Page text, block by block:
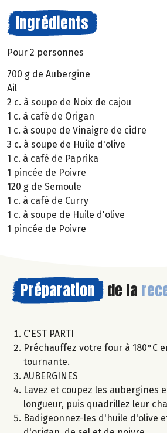
Ingrédients
Pour 2 personnes
700 g de Aubergine
Ail
2 c. à soupe de Noix de cajou
1 c. à café de Origan
1 c. à soupe de Vinaigre de cidre
3 c. à soupe de Huile d'olive
1 c. à café de Paprika
1 pincée de Poivre
120 g de Semoule
1 c. à café de Curry
1 c. à soupe de Huile d'olive
1 pincée de Poivre
Préparation de la
C'EST PARTI
Préchauffez votre four à 180°C
tournante.
AUBERGINES
Lavez et coupez les aubergines
longueur, puis quadrillez leur
Badigeonnez-les d'huile d'olive